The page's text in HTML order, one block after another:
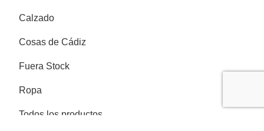
Calzado
Cosas de Cádiz
Fuera Stock
Ropa
Todos los productos